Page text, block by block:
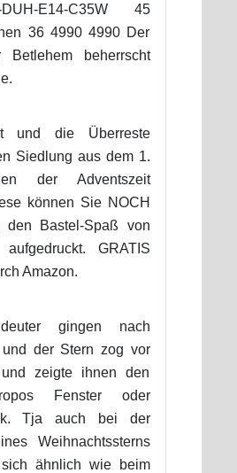
DUH-E14-C35W 45
36 4990 4990 Der
Betlehem beherrscht
und die Überreste
Siedlung aus dem 1.
der Adventszeit
können Sie NOCH
den Bastel-Spaß von
aufgedruckt. GRATIS
Amazon.
gingen nach
und der Stern zog vor
zeigte ihnen den
Fenster oder
Tja auch bei der
Weihnachtssterns
ähnlich wie beim